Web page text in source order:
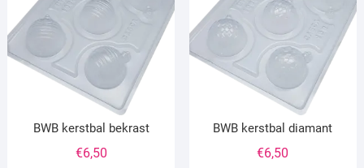
BWB kerstbal bekrast
€6,50
BWB kerstbal diamant
€6,50